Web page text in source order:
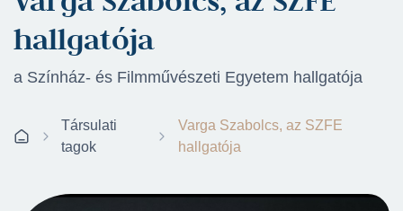
hallgatója
a Színház- és Filmművészeti Egyetem hallgatója
Társulati
tagok
Varga Szabolcs, az SZFE
hallgatója